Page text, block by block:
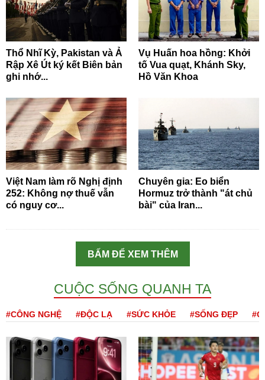
Thổ Nhĩ Kỳ, Pakistan và Ả
Rập Xê Út ký kết Biên bản
ghi nhớ...
Vụ Huấn hoa hồng: Khởi
tố Vua quạt, Khánh Sky,
Hồ Văn Khoa
Việt Nam làm rõ Nghị định
252: Không nợ thuế vẫn
có nguy cơ...
Chuyên gia: Eo biển
Hormuz trở thành "át chủ
bài" của Iran...
BẤM ĐỂ XEM THÊM
CUỘC SỐNG QUANH TA
#CÔNG NGHỆ #ĐỘC LẠ #SỨC KHỎE #SỐNG ĐẸP